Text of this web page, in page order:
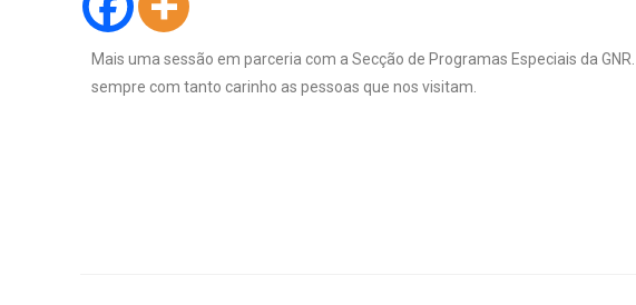
Mais uma sessão em parceria com a Secção de Programas Especiais da
sempre com tanto carinho as pessoas que nos visitam.